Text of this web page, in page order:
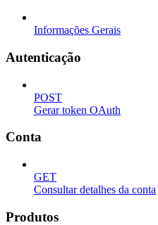
Informações Gerais
Autenticação
POST
Gerar token OAuth
Conta
GET
Consultar detalhes da conta
Produtos